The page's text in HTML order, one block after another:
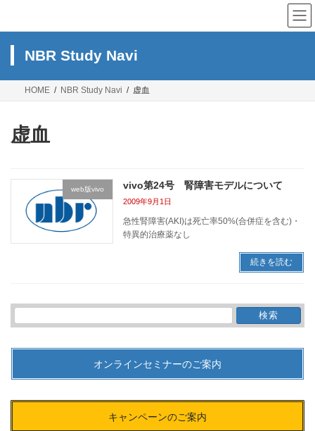
テ
ス
ゲ
ン
NBR Study Navi
HOME NBR Study Navi 虚血
虚血
web版vivo vivo第24号 腎障害モデルについて
2009年9月1日
急性腎障害(AKI)は死亡率50%(合併症を含む)・
特異的治療薬なし
続きを読む
検
索:
オンラインセミナーのご案内
キャンペーンのご案内